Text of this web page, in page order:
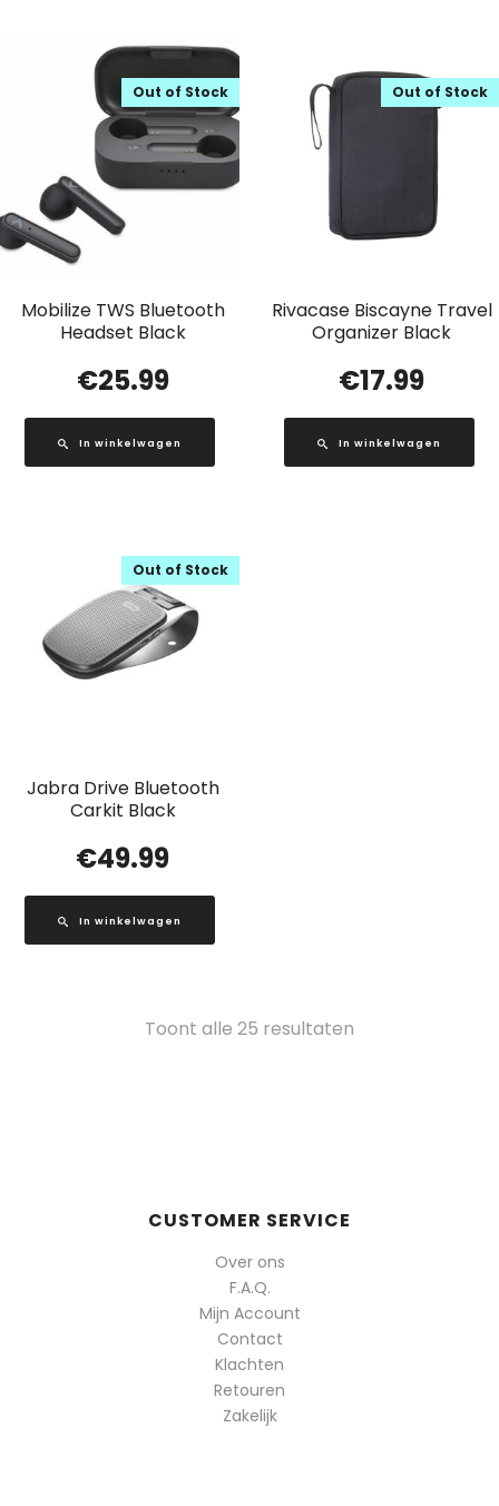
Mobilize TWS Bluetooth
Headset Black
Out of Stock
€25.99
In winkelwagen
Rivacase Biscayne Travel
Organizer Black
Out of Stock
€17.99
In winkelwagen
Jabra Drive Bluetooth
Carkit Black
Out of Stock
€49.99
In winkelwagen
Toont alle 25 resultaten
CUSTOMER SERVICE
Over ons
F.A.Q.
Mijn Account
Contact
Klachten
Retouren
Zakelijk